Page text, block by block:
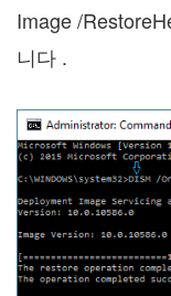
Image /
니다 .